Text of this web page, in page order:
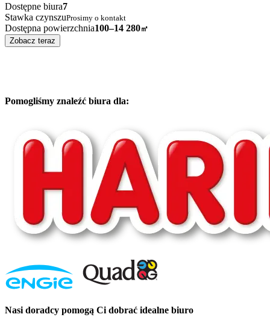
Dostępne biura7
Stawka czynszuProsimy o kontakt
Dostępna powierzchnia100–14 280㎡
Zobacz teraz
Pomogliśmy znaleźć biura dla:
Nasi doradcy pomogą Ci dobrać idealne biuro